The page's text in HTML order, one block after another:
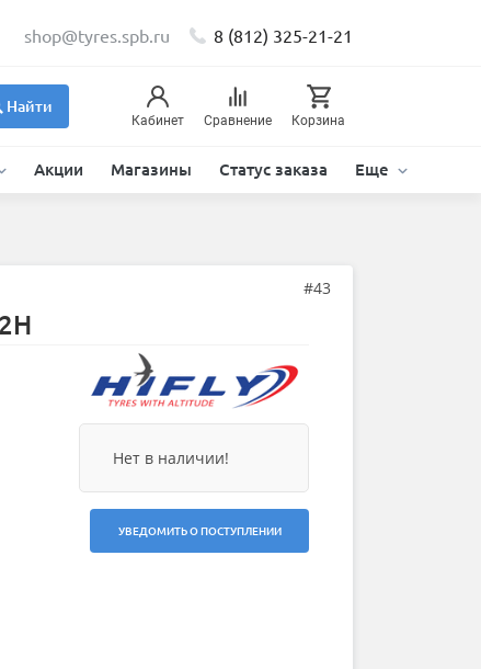
shop@tyres.spb.ru 8 (812) 325-21-21
Найти
Кабинет Сравнение Корзина
Акции Магазины Статус заказа Еще
#43
Нет в наличии!
УВЕДОМИТЬ О ПОСТУПЛЕНИИ